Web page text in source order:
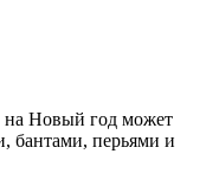
на Новый год может
бантами, перьями и